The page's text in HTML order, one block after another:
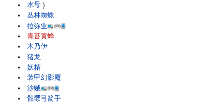
水母 )
丛林蜘蛛
拉弥亚
青苔黄蜂
木乃伊
猪龙
妖精
装甲幻影魔
沙贼
骷髅弓箭手